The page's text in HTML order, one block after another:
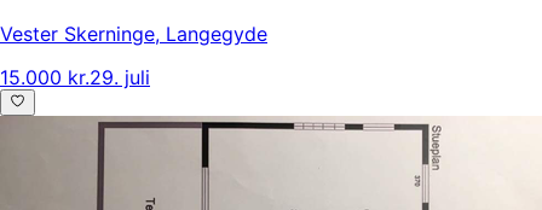
Vester Skerninge, Langegyde
15.000 kr.29. juli